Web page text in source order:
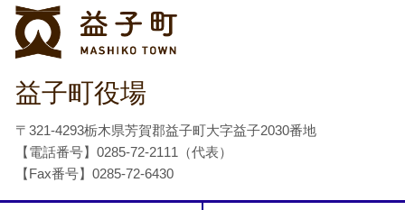
益子町役場
〒321-4293栃木県芳賀郡益子町大字益子2030番地
【電話番号】0285-72-2111（代表）
【Fax番号】0285-72-6430